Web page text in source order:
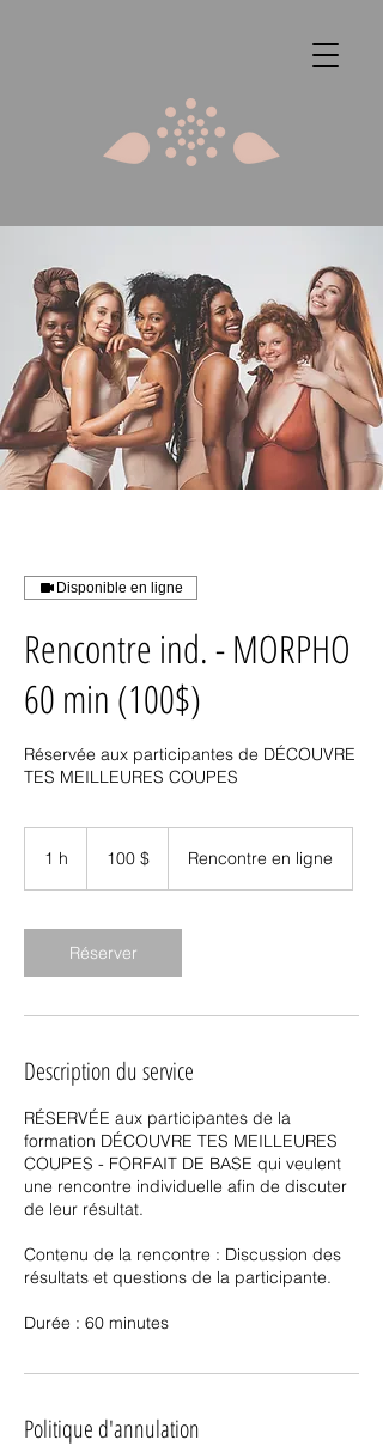
Disponible en ligne
Rencontre ind. - MORPHO
60 min (100$)
Réservée aux participantes de DÉCOUVRE
TES MEILLEURES COUPES
1 h 100 $ Rencontre en ligne
Réserver
Description du service
RÉSERVÉE aux participantes de la
formation DÉCOUVRE TES MEILLEURES
COUPES - FORFAIT DE BASE qui veulent
une rencontre individuelle afin de discuter
de leur résultat.
Contenu de la rencontre : Discussion des
résultats et questions de la participante.
Durée : 60 minutes
Politique d'annulation